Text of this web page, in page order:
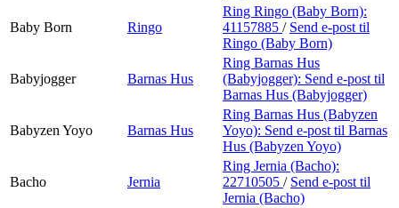
Baby Born Ringo
Ring Ringo (Baby Born):
41157885 / Send e-post til
Ringo (Baby Born)
Babyjogger Barnas Hus
Ring Barnas Hus
(Babyjogger): Send e-post til
Barnas Hus (Babyjogger)
Babyzen Yoyo Barnas Hus
Ring Barnas Hus (Babyzen
Yoyo): Send e-post til Barnas
Hus (Babyzen Yoyo)
Bacho Jernia
Ring Jernia (Bacho):
22710505 / Send e-post til
Jernia (Bacho)